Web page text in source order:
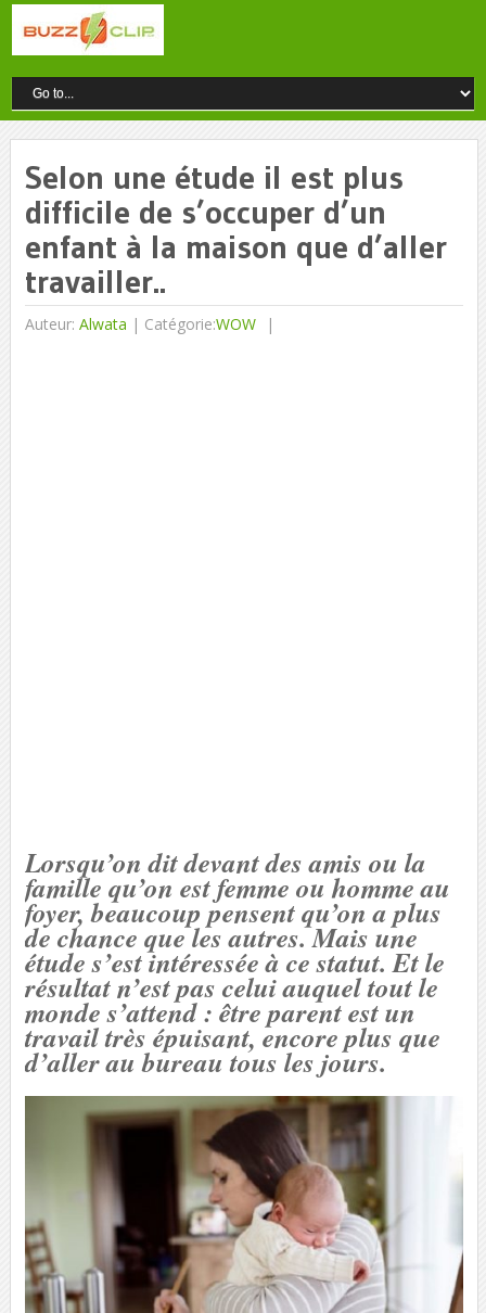
Selon une étude il est plus
difficile de s’occuper d’un
enfant à la maison que d’aller
travailler..
Auteur: Alwata | Catégorie:WOW
Lorsqu’on dit devant des amis ou la
famille qu’on est femme ou homme au
foyer, beaucoup pensent qu’on a plus
de chance que les autres. Mais une
étude s’est intéressée à ce statut. Et le
résultat n’est pas celui auquel tout le
monde s’attend : être parent est un
travail très épuisant, encore plus que
d’aller au bureau tous les jours.